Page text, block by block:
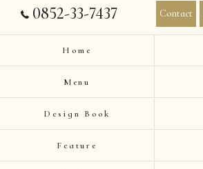
0852-33-7437 Contact
Home
Menu
Design Book
Feature